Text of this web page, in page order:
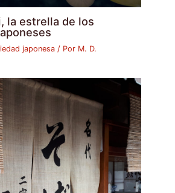
la estrella de los
japonesa / Por M. D.